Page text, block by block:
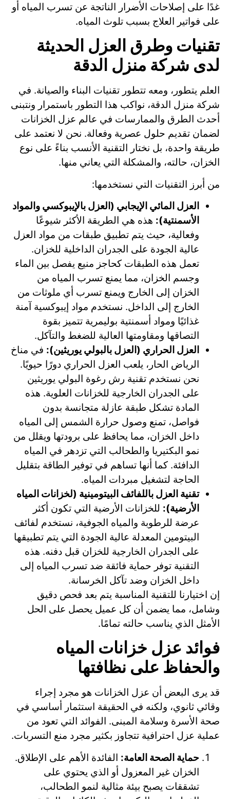
غدًا على إصلاحات الأضرار الناتجة عن تسرب المياه أو
على فواتير العلاج بسبب تلوث المياه.
تقنيات وطرق العزل الحديثة
لدى شركة منزل الدقة
العلم يتطور، ومعه تتطور تقنيات البناء والصيانة. في
شركة منزل الدقة، نواكب هذا التطور باستمرار ونتبنى
أحدث الطرق والممارسات في عالم عزل الخزانات
لضمان تقديم حلول عصرية وفعالة. نحن لا نعتمد على
طريقة واحدة، بل نختار التقنية الأنسب بناءً على نوع
الخزان، حالته، والمشكلة التي يعاني منها.
من أبرز التقنيات التي نستخدمها:
العزل المائي الإيجابي (العزل بالإيبوكسي والمواد
الأسمنتية): هذه هي الطريقة الأكثر شيوعًا
وفعالية، حيث يتم تطبيق طبقات من مواد العزل
عالية الجودة على الجدران الداخلية للخزان.
تعمل هذه الطبقات كحاجز منيع يفصل بين الماء
وجسم الخزان، مما يمنع تسرب المياه من
الخزان إلى الخارج ويمنع تسرب أي ملوثات من
الخارج إلى الداخل. نستخدم مواد إيبوكسية آمنة
غذائيًا ومواد أسمنتية بوليمرية تتميز بقوة
التصاقها ومقاومتها العالية للضغط والتآكل.
العزل الحراري (العزل بالبولي يوريثين): في مناخ
الرياض الحار، يلعب العزل الحراري دورًا حيويًا.
نحن نستخدم تقنية رش رغوة البولي يوريثين
على الجدران الخارجية للخزانات العلوية. هذه
المادة تشكل طبقة عازلة متجانسة بدون
فواصل، تمنع وصول حرارة الشمس إلى المياه
داخل الخزان، مما يحافظ على برودتها ويقلل من
نمو البكتيريا والطحالب التي تزدهر في المياه
الدافئة. كما أنها تساهم في توفير الطاقة بتقليل
الحاجة لتشغيل مبردات المياه.
تقنية العزل باللفائف البيتومينية (لخزانات المياه
الأرضية): للخزانات الأرضية التي تكون أكثر
عرضة للرطوبة والمياه الجوفية، نستخدم لفائف
البيتومين المعدلة عالية الجودة التي يتم تطبيقها
على الجدران الخارجية للخزان قبل دفنه. هذه
التقنية توفر حماية فائقة ضد تسرب المياه إلى
داخل الخزان وضد تآكل الخرسانة.
إن اختيارنا للتقنية المناسبة يتم بعد فحص دقيق
وشامل، مما يضمن أن كل عميل يحصل على الحل
الأمثل الذي يناسب حالته تمامًا.
فوائد عزل خزانات المياه
والحفاظ على نظافتها
قد يرى البعض أن عزل الخزانات هو مجرد إجراء
وقائي ثانوي، ولكنه في الحقيقة استثمار أساسي في
صحة الأسرة وسلامة المبنى. الفوائد التي تعود من
عملية عزل احترافية تتجاوز بكثير مجرد منع التسربات.
حماية الصحة العامة: الفائدة الأهم على الإطلاق.
الخزان غير المعزول أو الذي يحتوي على
تشققات يصبح بيئة مثالية لنمو الطحالب،